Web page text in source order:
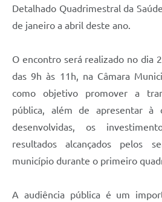
Detalhado Quadrimestral da
de janeiro a abril deste ano.
O encontro será realizado no dia
das 9h às 11h, na Câmara
como objetivo promover a
pública, além de apresentar à
desenvolvidas, os
resultados alcançados pelos
município durante o primeiro
A audiência pública é um